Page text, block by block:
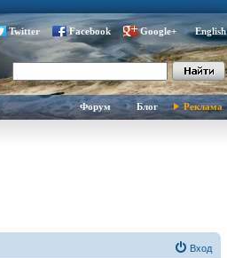
Twitter Facebook Google+ English
Форум Блог Реклама
Вход